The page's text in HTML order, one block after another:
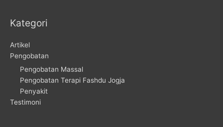
Kategori
Artikel
Pengobatan
Pengobatan Massal
Pengobatan Terapi Fashdu Jogja
Penyakit
Testimoni